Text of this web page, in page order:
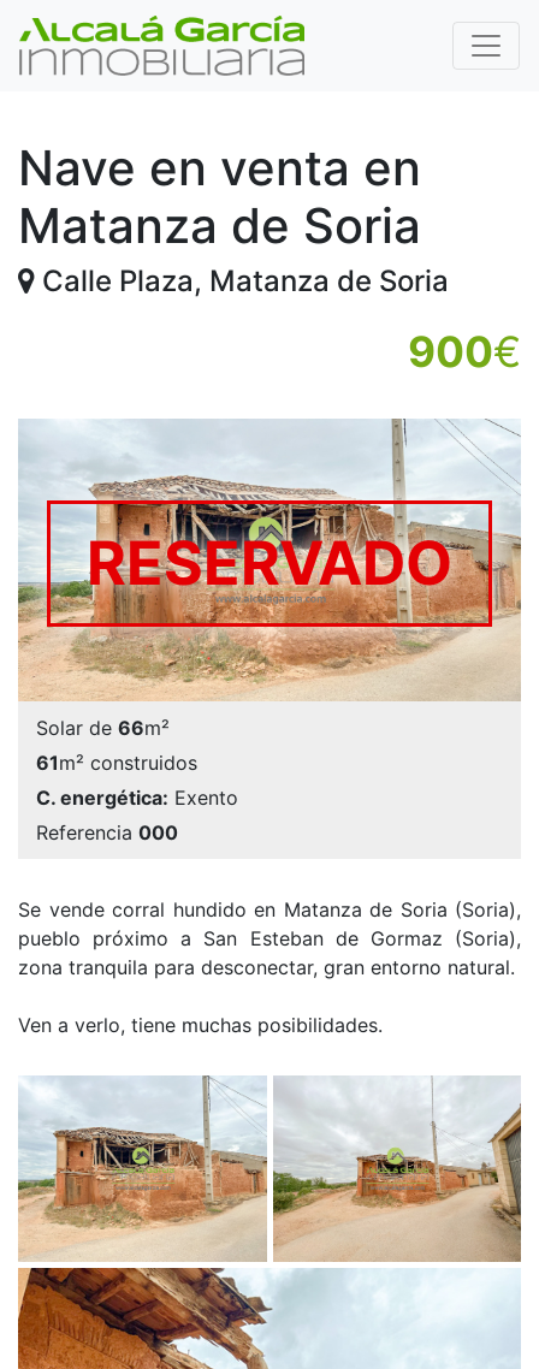
Nave en venta en
Matanza de Soria
Calle Plaza, Matanza de Soria
900€
RESERVADO
Solar de 66m²
61m² construidos
C. energética: Exento
Referencia 000
Se vende corral hundido en Matanza de Soria (Soria),
pueblo próximo a San Esteban de Gormaz (Soria),
zona tranquila para desconectar, gran entorno natural.
Ven a verlo, tiene muchas posibilidades.